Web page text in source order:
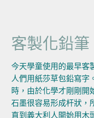
客製化鉛筆
今天學童使用的最早客
人們用紙莎草包鉛寫字
時，由於化學才剛剛開
石墨很容易形成杆狀，
直到義大利人開始用木